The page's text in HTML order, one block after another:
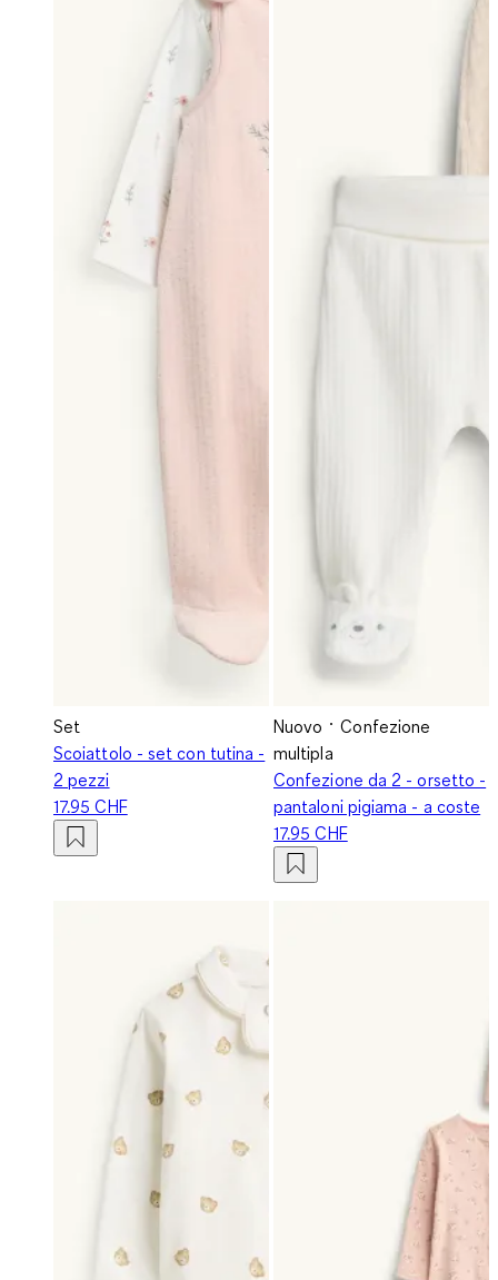
Set
Scoiattolo - set con tutina -
2 pezzi
17.95 CHF
Nuovo
Confezione
multipla
Confezione da 2 - orsetto -
pantaloni pigiama - a coste
17.95 CHF